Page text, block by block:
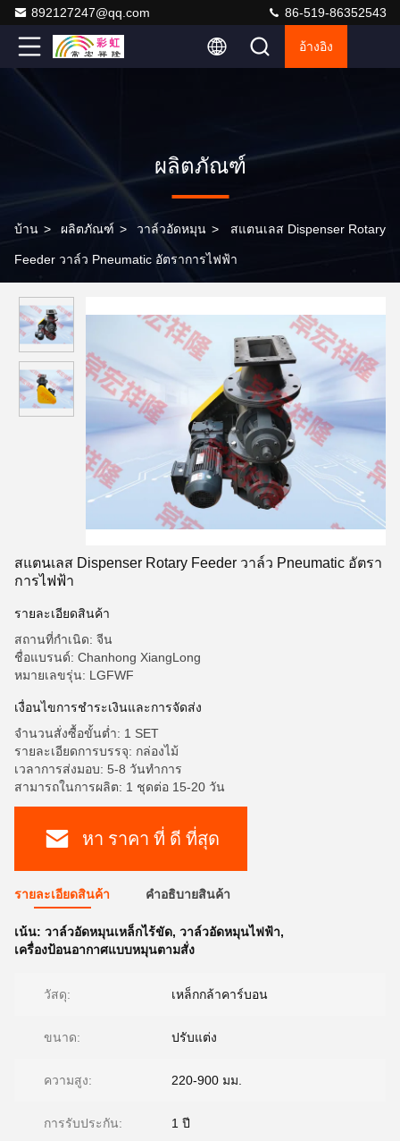
892127247@qq.com 86-519-86352543
อ้างอิง
ผลิตภัณฑ์
บ้าน > ผลิตภัณฑ์ > วาล์วอัดหมุน > สแตนเลส Dispenser Rotary
Feeder วาล์ว Pneumatic อัตราการไฟฟ้า
สแตนเลส Dispenser Rotary Feeder วาล์ว Pneumatic อัตรา
การไฟฟ้า
รายละเอียดสินค้า
สถานที่กำเนิด: จีน
ชื่อแบรนด์: Chanhong XiangLong
หมายเลขรุ่น: LGFWF
เงื่อนไขการชําระเงินและการจัดส่ง
จำนวนสั่งซื้อขั้นต่ำ: 1 SET
รายละเอียดการบรรจุ: กล่องไม้
เวลาการส่งมอบ: 5-8 วันทำการ
สามารถในการผลิต: 1 ชุดต่อ 15-20 วัน
หา ราคา ที่ ดี ที่สุด
รายละเอียดสินค้า คําอธิบายสินค้า
เน้น: วาล์วอัดหมุนเหล็กไร้ขัด, วาล์วอัดหมุนไฟฟ้า,
เครื่องป้อนอากาศแบบหมุนตามสั่ง
วัสดุ: เหล็กกล้าคาร์บอน
ขนาด: ปรับแต่ง
ความสูง: 220-900 มม.
การรับประกัน: 1 ปี